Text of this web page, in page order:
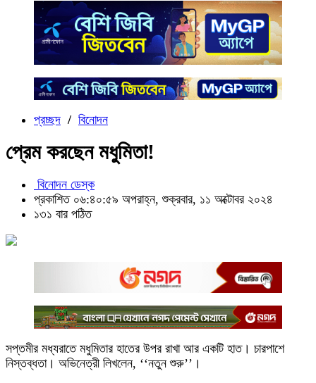
প্রচ্ছদ / বিনোদন
প্রেম করছেন মধুমিতা!
বিনোদন ডেস্ক
প্রকাশিত ০৬:৪০:৫৯ অপরাহ্ন, শুক্রবার, ১১ অক্টোবর ২০২৪
১৩১ বার পঠিত
সপ্তমীর মধ্যরাতে মধুমিতার হাতের উপর রাখা আর একটি হাত। চারপাশে
নিস্তব্ধতা। অভিনেত্রী লিখলেন, ‘‘নতুন শুরু’’।